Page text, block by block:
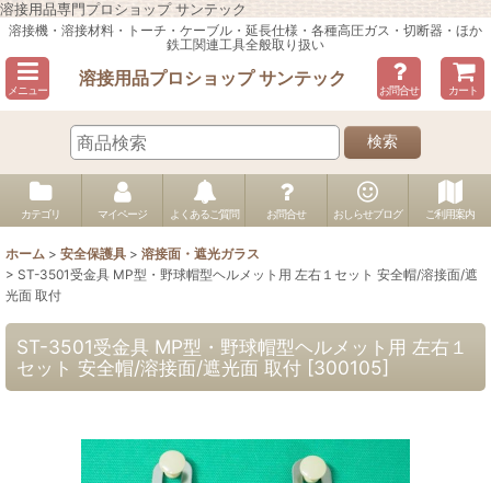
溶接用品専門プロショップ サンテック
溶接機・溶接材料・トーチ・ケーブル・延長仕様・各種高圧ガス・切断器・ほか
鉄工関連工具全般取り扱い
メニュー
溶接用品プロショップ サンテック
お問合せ カート
検索
カテゴリ マイページ よくあるご質問 お問合せ おしらせブログ ご利用案内
ホーム > 安全保護具 > 溶接面・遮光ガラス
> ST-3501受金具 MP型・野球帽型ヘルメット用 左右１セット 安全帽/溶接面/遮
光面 取付
ST-3501受金具 MP型・野球帽型ヘルメット用 左右１
セット 安全帽/溶接面/遮光面 取付 [300105]